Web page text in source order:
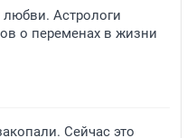
любви. Астрологи
о переменах в жизни
Сейчас это